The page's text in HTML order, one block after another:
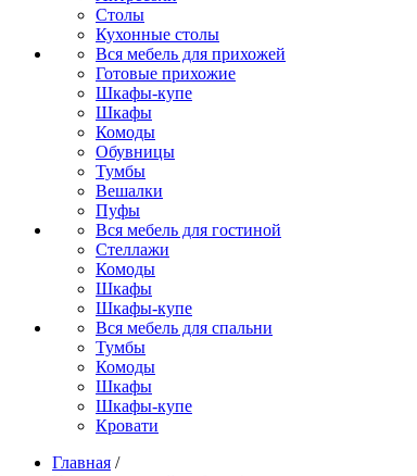
Столы
Кухонные столы
Вся мебель для прихожей
Готовые прихожие
Шкафы-купе
Шкафы
Комоды
Обувницы
Тумбы
Вешалки
Пуфы
Вся мебель для гостиной
Стеллажи
Комоды
Шкафы
Шкафы-купе
Вся мебель для спальни
Тумбы
Комоды
Шкафы
Шкафы-купе
Кровати
Главная /